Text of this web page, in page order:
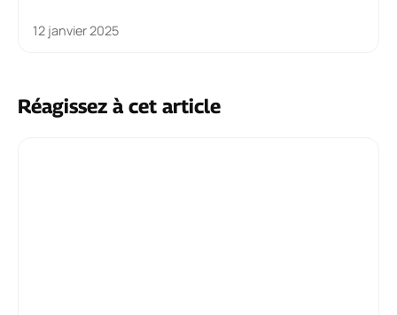
12 janvier 2025
Réagissez à cet article